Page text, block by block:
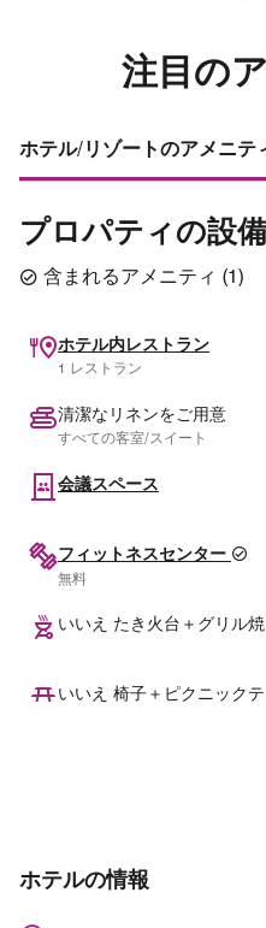
注目の
ホテル/リゾートのアメニテ
プロパティの設備
含まれるアメニティ (1)
ホテル内レストラン
1 レストラン
清潔なリネンをご用意
すべての客室/スイート
会議スペース
フィットネスセンター
無料
いいえ たき火台＋グリル
いいえ 椅子＋ピクニック
ホテルの情報